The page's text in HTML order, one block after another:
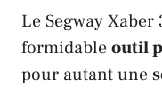
Le Segway Xaber
formidableoutil
pour autant une